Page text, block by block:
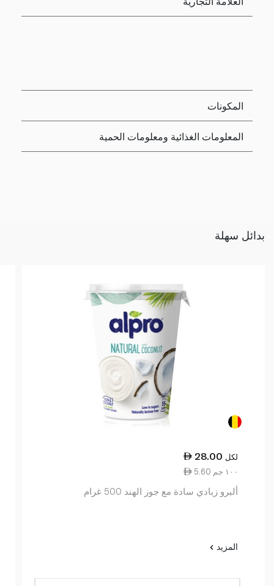
المكونات
المعلومات الغذائية ومعلومات الحمية
بدائل سهلة
28.00 لكل
5.60 ١٠٠ جم
ألبرو زبادي سادة مع جوز الهند 500 غرام
المزيد